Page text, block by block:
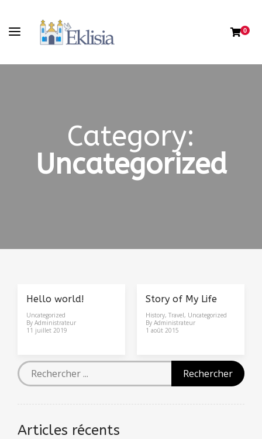
0
Category:
Uncategorized
Hello world!
Uncategorized
By Administrateur
11 juillet 2019
Story of My Life
History, Travel, Uncategorized
By Administrateur
1 août 2015
Articles récents